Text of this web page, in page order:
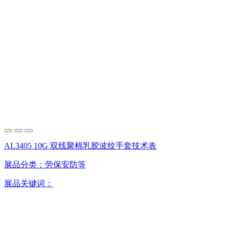
AL3405 10G 双线聚棉乳胶波纹手套技术表
展品分类： 劳保安防等
展品关键词：